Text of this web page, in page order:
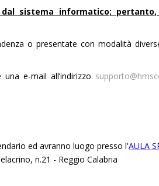
sistema informatico;
o presentate con modalità
e-mail all’indirizzo
ed avranno luogo presso l'AULA
n.21 - Reggio Calabria